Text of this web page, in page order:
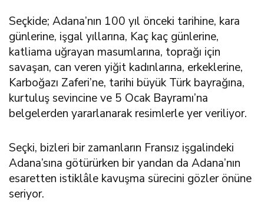
Seçkide; Adana’nın 100 yıl önceki tarihine, kara
günlerine, işgal yıllarına, Kaç kaç günlerine,
katliama uğrayan masumlarına, toprağı için
savaşan, can veren yiğit kadınlarına, erkeklerine,
Karboğazı Zaferi’ne, tarihi büyük Türk bayrağına,
kurtuluş sevincine ve 5 Ocak Bayramı’na
belgelerden yararlanarak resimlerle yer veriliyor.
Seçki, bizleri bir zamanların Fransız işgalindeki
Adana’sına götürürken bir yandan da Adana’nın
esaretten istiklâle kavuşma sürecini gözler önüne
seriyor.